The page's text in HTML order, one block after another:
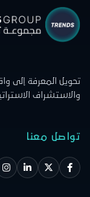
تحويل المعرفة إلى
والاستشراف
تواصل معنا